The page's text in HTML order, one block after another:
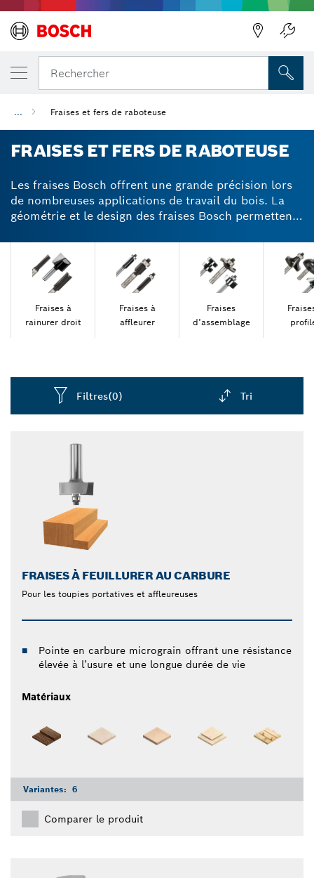
Rechercher
... Fraises et fers de raboteuse
FRAISES ET FERS DE RABOTEUSE
Les fraises Bosch offrent une grande précision lors
de nombreuses applications de travail du bois. La
géométrie et le design des fraises Bosch permettent
fers réversibles au carbure d’obtenir des surfaces
bien lisses. Optez pour les fraises au carbure alliant
durabilité et fiabilité pour obtenir des finitions
parfaites sur le bois.
Fraises à
rainurer droit
Fraises à
affleurer
Fraises
d’assemblage
Filtres(0) Tri
FRAISES À FEUILLURER AU CARBURE
Pour les toupies portatives et affleureuses
Pointe en carbure micrograin offrant une résistance
élevée à l’usure et une longue durée de vie
Matériaux
Variantes: 6
Comparer le produit